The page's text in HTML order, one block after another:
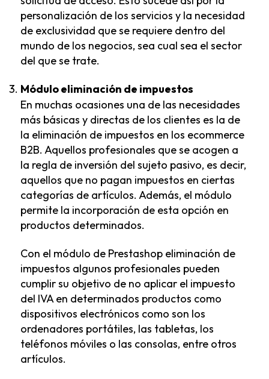
personalización de los servicios y la necesidad
de exclusividad que se requiere dentro del
mundo de los negocios, sea cual sea el sector
del que se trate.
Módulo eliminación de impuestos
En muchas ocasiones una de las necesidades
más básicas y directas de los clientes es la de
la eliminación de impuestos en los ecommerce
B2B. Aquellos profesionales que se acogen a
la regla de inversión del sujeto pasivo, es decir,
aquellos que no pagan impuestos en ciertas
categorías de artículos. Además, el módulo
permite la incorporación de esta opción en
productos determinados.
Con el módulo de Prestashop eliminación de
impuestos algunos profesionales pueden
cumplir su objetivo de no aplicar el impuesto
del IVA en determinados productos como
dispositivos electrónicos como son los
ordenadores portátiles, las tabletas, los
teléfonos móviles o las consolas, entre otros
artículos.